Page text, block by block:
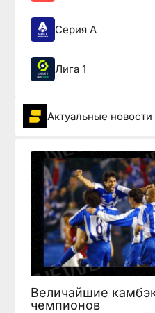
Серия А
Лига 1
Актуальные новости
Величайшие
чемпионов